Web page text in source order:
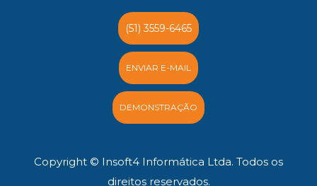
(51) 3559-6465
ENVIAR E-MAIL
DEMONSTRAÇÃO
Copyright © Insoft4 Informática Ltda. Todos os
direitos reservados.